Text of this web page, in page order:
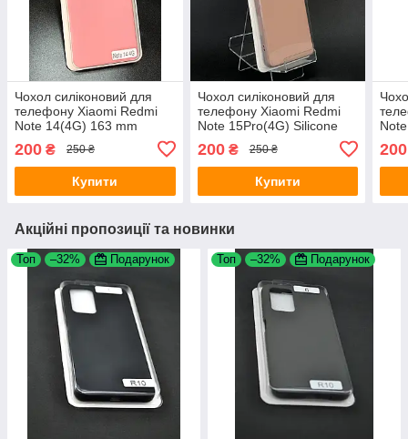
Чохол силіконовий для
телефону Xiaomi Redmi
Note 14(4G) 163 mm
Global Version Silicone Orig
FULL No10 Pink 4you
200 ₴ 250 ₴
Купити
Чохол силіконовий для
телефону Xiaomi Redmi
Note 15Pro(4G) Silicone
Orig FULL No3 Pink sand
4you
200₴ 250 ₴
Купити
Orig
200
Акційні пропозиції та новинки
Топ –32% Подарунок Топ –32% Подарунок